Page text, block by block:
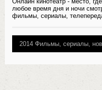
любое время дня и ночи
фильмы, сериалы,
2014 Фильмы, сериалы,